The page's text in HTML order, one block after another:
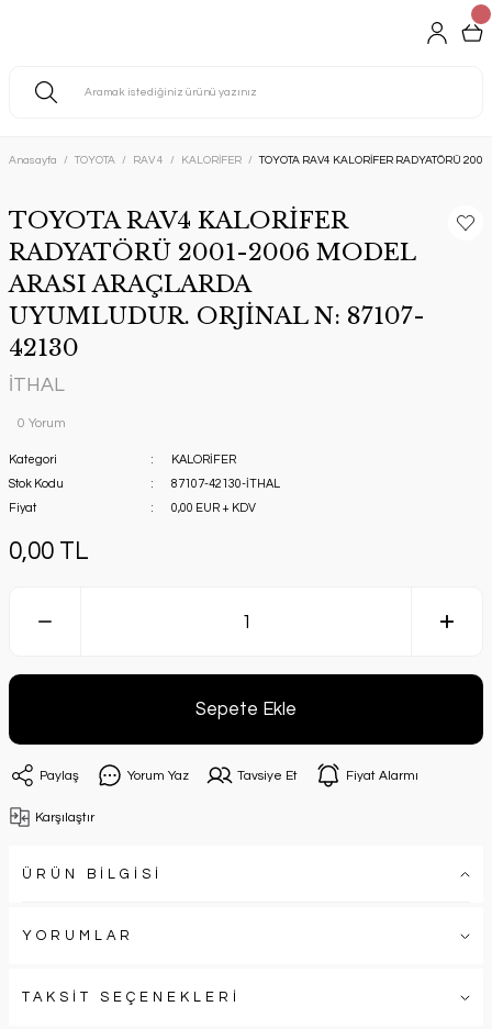
Anasayfa TOYOTA RAV 4 KALORİFER TOYOTA RAV4 KALORİFER RADYATÖRÜ
TOYOTA RAV4 KALORİFER
RADYATÖRÜ 2001-2006 MODEL
ARASI ARAÇLARDA
UYUMLUDUR. ORJİNAL N: 87107-
42130
İTHAL
0 Yorum
Kategori
KALORİFER
Stok Kodu
87107-42130-İTHAL
Fiyat
0,00 EUR + KDV
0,00 TL
Sepete Ekle
Paylaş Yorum Yaz Tavsiye Et Fiyat Alarmı
Karşılaştır
ÜRÜN BİLGİSİ
YORUMLAR
TAKSİT SEÇENEKLERİ